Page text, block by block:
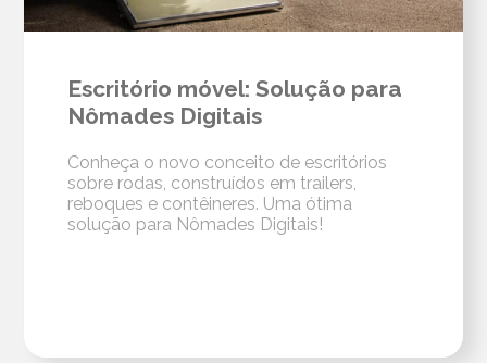
Escritório móvel: Solução para
Nômades Digitais
Conheça o novo conceito de escritórios
sobre rodas, construídos em trailers,
reboques e contêineres. Uma ótima
solução para Nômades Digitais!